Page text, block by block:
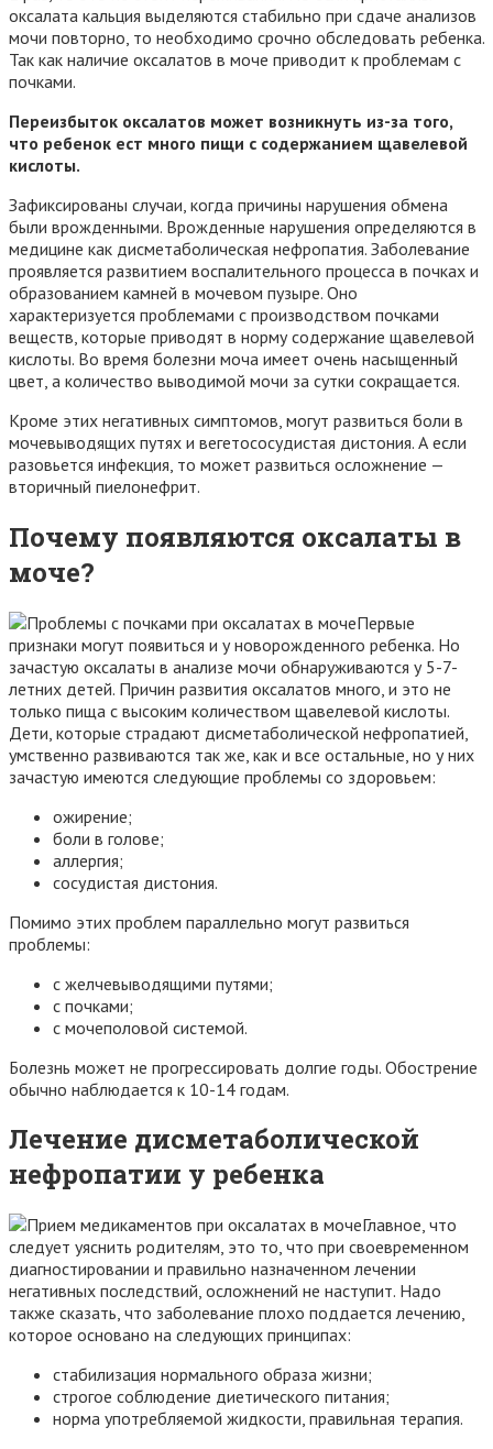
оксалата кальция выделяются стабильно при сдаче анализов
мочи повторно, то необходимо срочно обследовать ребенка.
Так как наличие оксалатов в моче приводит к проблемам с
почками.
Переизбыток оксалатов может возникнуть из-за того,
что ребенок ест много пищи с содержанием щавелевой
кислоты.
Зафиксированы случаи, когда причины нарушения обмена
были врожденными. Врожденные нарушения определяются в
медицине как дисметаболическая нефропатия. Заболевание
проявляется развитием воспалительного процесса в почках и
образованием камней в мочевом пузыре. Оно
характеризуется проблемами с производством почками
веществ, которые приводят в норму содержание щавелевой
кислоты. Во время болезни моча имеет очень насыщенный
цвет, а количество выводимой мочи за сутки сокращается.
Кроме этих негативных симптомов, могут развиться боли в
мочевыводящих путях и вегетососудистая дистония. А если
разовьется инфекция, то может развиться осложнение —
вторичный пиелонефрит.
Почему появляются оксалаты в
моче?
Первые
признаки могут появиться и у новорожденного ребенка. Но
зачастую оксалаты в анализе мочи обнаруживаются у 5-7-
летних детей. Причин развития оксалатов много, и это не
только пища с высоким количеством щавелевой кислоты.
Дети, которые страдают дисметаболической нефропатией,
умственно развиваются так же, как и все остальные, но у них
зачастую имеются следующие проблемы со здоровьем:
ожирение;
боли в голове;
аллергия;
сосудистая дистония.
Помимо этих проблем параллельно могут развиться
проблемы:
с желчевыводящими путями;
с почками;
с мочеполовой системой.
Болезнь может не прогрессировать долгие годы. Обострение
обычно наблюдается к 10-14 годам.
Лечение дисметаболической
нефропатии у ребенка
Главное, что
следует уяснить родителям, это то, что при своевременном
диагностировании и правильно назначенном лечении
негативных последствий, осложнений не наступит. Надо
также сказать, что заболевание плохо поддается лечению,
которое основано на следующих принципах:
стабилизация нормального образа жизни;
строгое соблюдение диетического питания;
норма употребляемой жидкости, правильная терапия.